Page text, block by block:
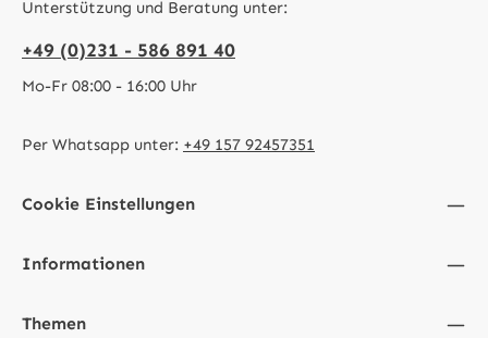
Unterstützung und Beratung unter:
+49 (0)231 - 586 891 40
Mo-Fr 08:00 - 16:00 Uhr
Per Whatsapp unter: +49 157 92457351
Cookie Einstellungen
Informationen
Themen